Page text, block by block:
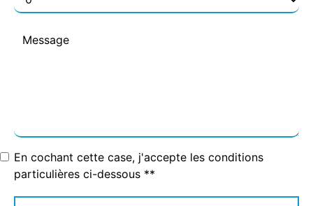
En cochant cette case, j'accepte les conditions
particulières ci-dessous **